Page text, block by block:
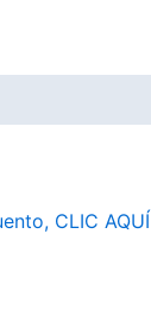
CLIC AQUÍ